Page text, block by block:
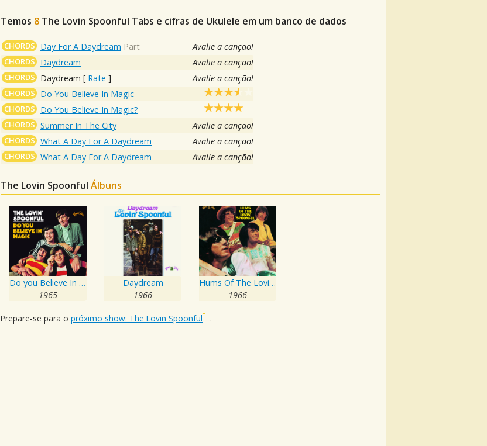
Temos 8 The Lovin Spoonful Tabs e cifras de Ukulele em um banco de dados
CHORDS Day For A Daydream Part Avalie a canção!
CHORDS Daydream Avalie a canção!
CHORDS Daydream [ Rate ] Avalie a canção!
CHORDS Do You Believe In Magic
CHORDS Do You Believe In Magic?
CHORDS Summer In The City Avalie a canção!
CHORDS What A Day For A Daydream Avalie a canção!
CHORDS What A Day For A Daydream Avalie a canção!
The Lovin Spoonful Álbuns
Do you Believe In Magic
1965
Daydream
1966
Hums Of The Lovin' Spoonful
1966
Prepare-se para o próximo show: The Lovin Spoonful .